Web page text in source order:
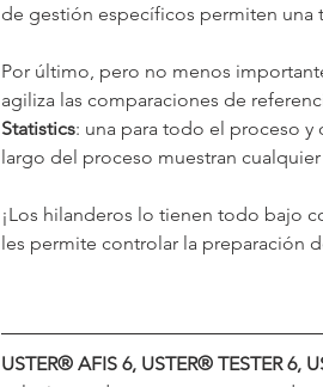
de gestión específicos permiten una
Por último, pero no menos
agiliza las comparaciones de
Statistics: una para todo el proceso y
largo del proceso muestran
¡Los hilanderos lo tienen todo bajo
les permite controlar la preparación
USTER® AFIS 6, USTER® TESTER 6,